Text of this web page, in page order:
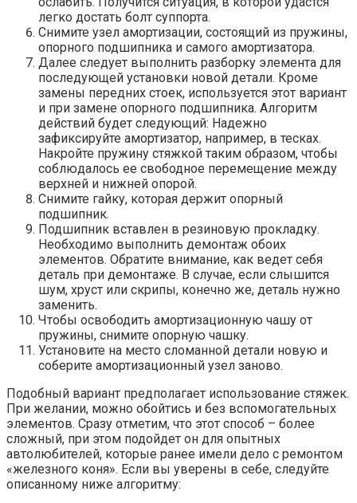
легко достать болт суппорта.
Снимите узел амортизации, состоящий из пружины,
опорного подшипника и самого амортизатора.
Далее следует выполнить разборку элемента для
последующей установки новой детали. Кроме
замены передних стоек, используется этот вариант
и при замене опорного подшипника. Алгоритм
действий будет следующий: Надежно
зафиксируйте амортизатор, например, в тесках.
Накройте пружину стяжкой таким образом, чтобы
соблюдалось ее свободное перемещение между
верхней и нижней опорой.
Снимите гайку, которая держит опорный
подшипник.
Подшипник вставлен в резиновую прокладку.
Необходимо выполнить демонтаж обоих
элементов. Обратите внимание, как ведет себя
деталь при демонтаже. В случае, если слышится
шум, хруст или скрипы, конечно же, деталь нужно
заменить.
Чтобы освободить амортизационную чашу от
пружины, снимите опорную чашку.
Установите на место сломанной детали новую и
соберите амортизационный узел заново.
Подобный вариант предполагает использование стяжек.
При желании, можно обойтись и без вспомогательных
элементов. Сразу отметим, что этот способ – более
сложный, при этом подойдет он для опытных
автолюбителей, которые ранее имели дело с ремонтом
«железного коня». Если вы уверены в себе, следуйте
описанному ниже алгоритму: